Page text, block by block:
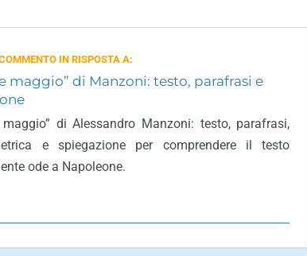
IN RISPOSTA A:
maggio” di Manzoni: testo, parafrasi e
di Alessandro Manzoni: testo, parafrasi,
e spiegazione per comprendere il testo
ode a Napoleone.